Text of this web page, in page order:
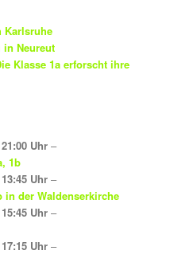
Karlsruhe
in Neureut
Klasse 1a erforscht ihre
21:00 Uhr –
1b
13:45 Uhr –
in der Waldenserkirche
15:45 Uhr –
17:15 Uhr –